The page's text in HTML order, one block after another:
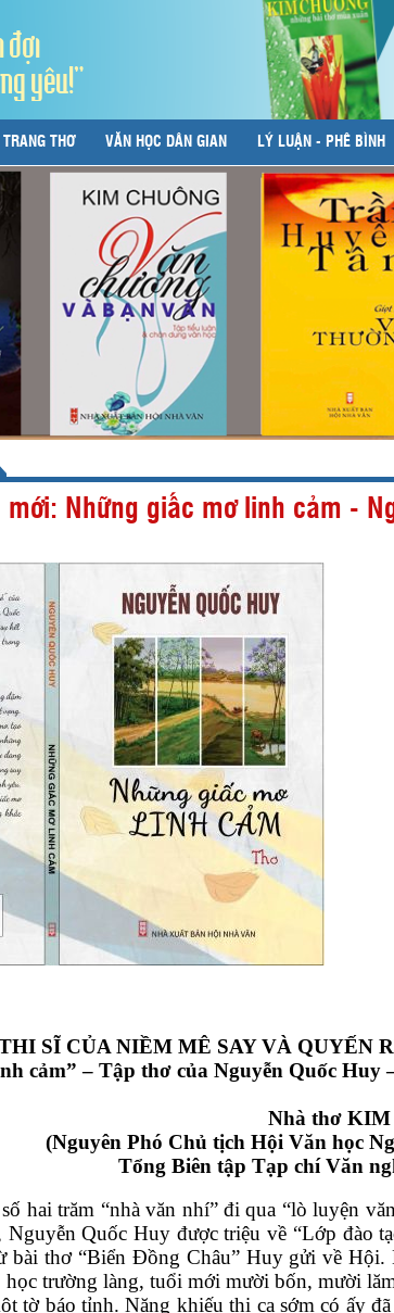
đợi
yêu!"
TRANG THƠ VĂN HỌC DÂN GIAN LÝ LUẬN - PHÊ BÌNH
Những giấc mơ linh cảm -
SĨ CỦA NIỀM MÊ SAY VÀ QUYẾN
cảm” – Tập thơ của Nguyễn Quốc
Nhà thơ KIM
Phó Chủ tịch Hội Văn học
Biên tập Tạp chí Văn nghệ
hai trăm “nhà văn nhí” đi qua “lò luyện
Quốc Huy được triệu về “Lớp đào
bài thơ “Biển Đồng Châu” Huy gửi về Hội.
học trường làng, tuổi mới mười bốn, mười
tờ báo tỉnh. Năng khiếu thi ca sớm có ấy